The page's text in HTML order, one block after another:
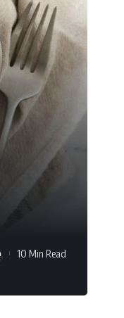
10 Min Read